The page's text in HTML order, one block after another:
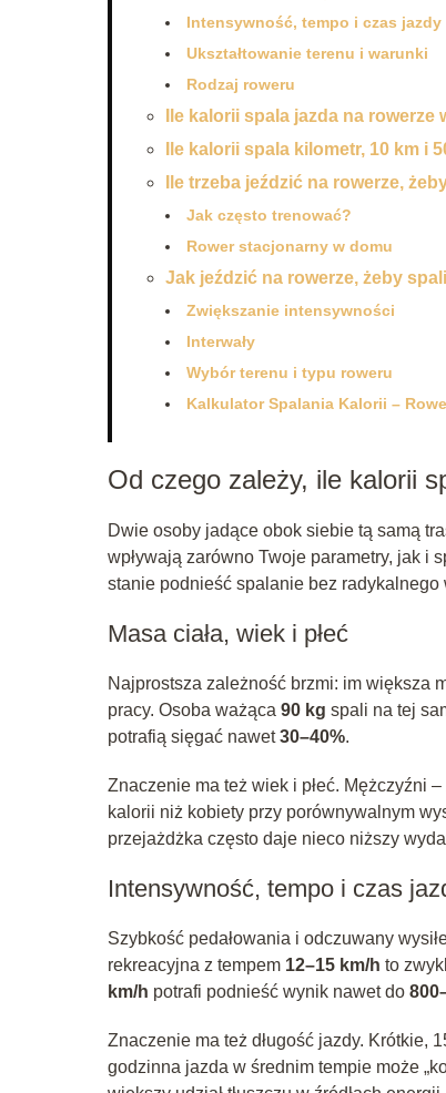
Intensywność, tempo i czas jazdy
Ukształtowanie terenu i warunki
Rodzaj roweru
Ile kalorii spala jazda na
Ile kalorii spala kilometr, 10 km i
Ile trzeba jeździć na rowerze,
Jak często trenować?
Rower stacjonarny w domu
Jak jeździć na rowerze, żeby
Zwiększanie intensywności
Interwały
Wybór terenu i typu roweru
Kalkulator Spalania Kalorii –
Od czego zależy, ile kalorii
Dwie osoby jadące obok siebie tą samą
wpływają zarówno Twoje parametry, jak i
stanie podnieść spalanie bez radykalnego
Masa ciała, wiek i płeć
Najprostsza zależność brzmi: im większa
pracy. Osoba ważąca 90 kg spali na tej
potrafią sięgać nawet30–40%.
Znaczenie ma też wiek i płeć. Mężczyźni
kalorii niż kobiety przy porównywalnym
przejażdżka często daje nieco niższy
Intensywność, tempo i czas
Szybkość pedałowania i odczuwany
rekreacyjna z tempem 12–15 km/h to
km/h potrafi podnieść wynik nawet do
Znaczenie ma też długość jazdy. Krótkie,
godzinna jazda w średnim tempie może